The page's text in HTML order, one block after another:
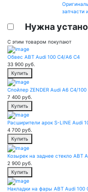
запчасти
Нужна
С этим товаром покупают
Обвес ABT Audi 100 C4/A6 C4
33 900 руб.
Купить
Спойлер ZENDER Audi A6 C4/100
7 400 руб.
Купить
Расширители арок S-LINE Audi
4 700 руб.
Купить
Козырек на заднее стекло ABT
2 900 руб.
Купить
Накладки на фары ABT Audi 100